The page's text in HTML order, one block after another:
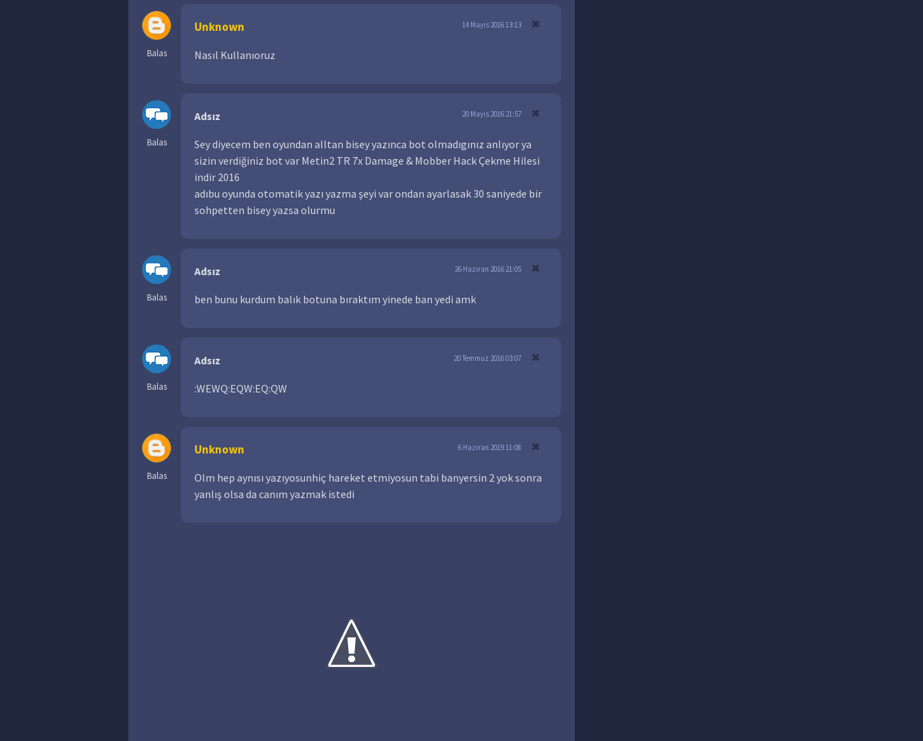
Balas
Unknown 14 Mayıs 2016 13:13
Nasıl Kullanıoruz
Balas
Adsız 20 Mayıs 2016 21:57
Sey diyecem ben oyundan alltan bisey yazınca bot olmadıgınız anlıyor ya
sizin verdiğiniz bot var Metin2 TR 7x Damage & Mobber Hack Çekme Hilesi
indir 2016
adıbu oyunda otomatik yazı yazma şeyi var ondan ayarlasak 30 saniyede bir
sohpetten bisey yazsa olurmu
Balas
Adsız 26 Haziran 2016 21:05
ben bunu kurdum balık botuna bıraktım yinede ban yedi amk
Balas
Adsız 20 Temmuz 2016 03:07
:WEWQ:EQW:EQ:QW
Balas
Unknown 6 Haziran 2019 11:08
Olm hep aynısı yazıyosunhiç hareket etmiyosun tabi banyersin 2 yok sonra
yanlış olsa da canım yazmak istedi